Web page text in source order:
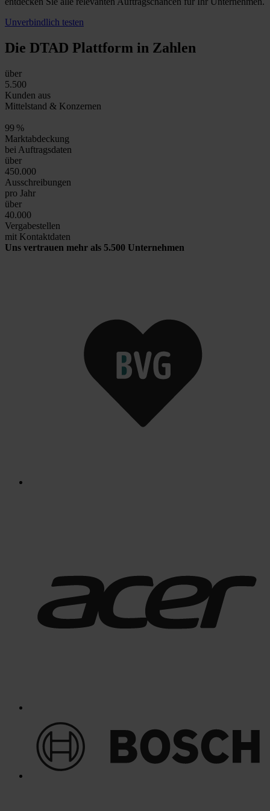
Unverbindlich testen
Die DTAD Plattform in Zahlen
über
5.500
Kunden aus
Mittelstand & Konzernen
99 %
Marktabdeckung
bei Auftragsdaten
über
450.000
Ausschreibungen
pro Jahr
über
40.000
Vergabestellen
mit Kontaktdaten
Uns vertrauen mehr als 5.500 Unternehmen